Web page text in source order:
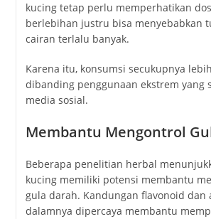
kucing tetap perlu memperhatikan
berlebihan justru bisa menyebabkan
cairan terlalu banyak.
Karena itu, konsumsi secukupnya
dibanding penggunaan ekstrem yang
media sosial.
Membantu Mengontrol
Beberapa penelitian herbal
kucing memiliki potensi membantu
gula darah. Kandungan flavonoid dan
dalamnya dipercaya membantu